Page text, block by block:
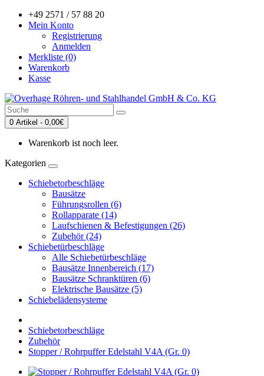
+49 2571 / 57 88 20
Mein Konto
Registrierung
Anmelden
Merkliste (0)
Warenkorb
Kasse
0 Artikel - 0,00€
Warenkorb ist noch leer.
Kategorien
Schiebetorbeschläge
Bausätze
Führungsrollen (6)
Rollapparate (14)
Laufschienen & Befestigungen (26)
Zubehör (24)
Schiebetürbeschläge
Alle Schiebetürbeschläge
Bausätze Innenbereich (17)
Bausätze Schranktüren (6)
Elektrische Bausätze (5)
Schiebelädensysteme
Schiebetorbeschläge
Zubehör
Stopper / Rohrpuffer Edelstahl V4A (Gr. 0)